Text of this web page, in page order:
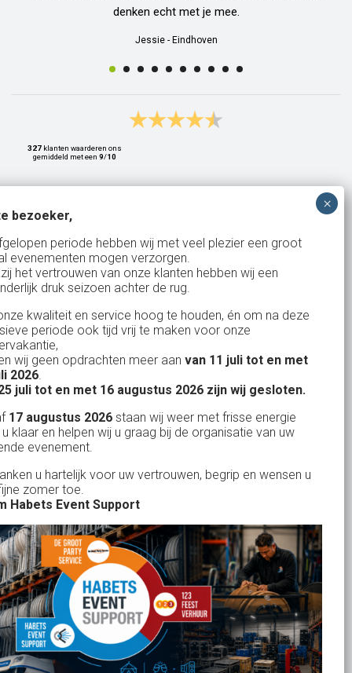
denken echt met je mee.
Jessie - Eindhoven
327 klanten waarderen ons
gemiddeld met een 9/10
Bank: NL15ABNA0561810710
KvK: 17167131
BTW: NL.1678.53.296.B01
Uw partner in:
Evenementen verhuur
Feestverhuur
Licht- en Geluidverhuur
Horeca verhuur
Partyverhuur
Je vindt ons op
bezoeker,
periode hebben wij met veel plezier een groot
evenementen mogen verzorgen.
het vertrouwen van onze klanten hebben wij een
druk seizoen achter de rug.
kwaliteit en service hoog te houden, én om na deze
periode ook tijd vrij te maken voor onze
wij geen opdrachten meer aan van 11 juli tot en met
2026.
juli tot en met 16 augustus 2026 zijn wij gesloten.
17 augustus 2026 staan wij weer met frisse energie
klaar en helpen wij u graag bij de organisatie van uw
evenement.
u hartelijk voor uw vertrouwen, begrip en wensen u
zomer toe.
Habets Event Support